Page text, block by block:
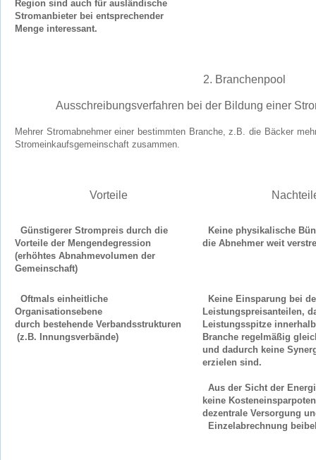
Region sind auch für ausländische
Stromanbieter bei entsprechender
Menge interessant.
2. Branchenpool
Ausschreibungsverfahren bei der Bildung einer
Mehrer Stromabnehmer einer bestimmten Branche, z.B. die Bäcker
Stromeinkaufsgemeinschaft zusammen.
Vorteile
Günstigerer Strompreis durch die
Vorteile der Mengendegression
(erhöhtes Abnahmevolumen der
Gemeinschaft)
Keine physikalische
die Abnehmer weit
Oftmals einheitliche
Organisationsebene
durch bestehende Verbandsstrukturen
(z.B. Innungsverbände)
Keine Einsparung bei
Leistungspreisanteilen,
Leistungsspitze
Branche regelmäßig
und dadurch keine
erzielen sind.
Aus der Sicht der
keine
dezentrale Versorgung
Einzelabrechnung